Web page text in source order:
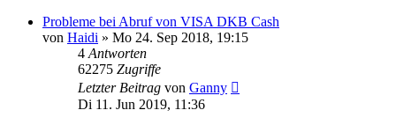
Probleme bei Abruf von VISA DKB Cash
von Haidi » Mo 24. Sep 2018, 19:15
4 Antworten
62275 Zugriffe
Letzter Beitrag von Ganny
Di 11. Jun 2019, 11:36